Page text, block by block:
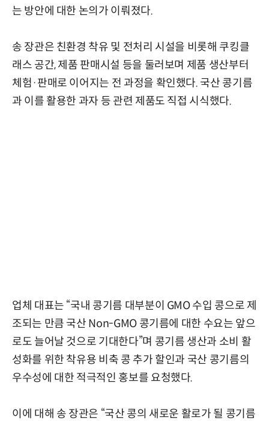
는 방안에 대한 논의가 이뤄졌다.
송 장관은 친환경 착유 및 전처리 시설을 비롯해 쿠킹클
래스 공간, 제품 판매시설 등을 둘러보며 제품 생산부터
체험·판매로 이어지는 전 과정을 확인했다. 국산 콩기름
과 이를 활용한 과자 등 관련 제품도 직접 시식했다.
업체 대표는 “국내 콩기름 대부분이 GMO 수입 콩으로 제
조되는 만큼 국산 Non-GMO 콩기름에 대한 수요는 앞으
로도 늘어날 것으로 기대한다”며 콩기름 생산과 소비 활
성화를 위한 착유용 비축 콩 추가 할인과 국산 콩기름의
우수성에 대한 적극적인 홍보를 요청했다.
이에 대해 송 장관은 “국산 콩의 새로운 활로가 될 콩기름